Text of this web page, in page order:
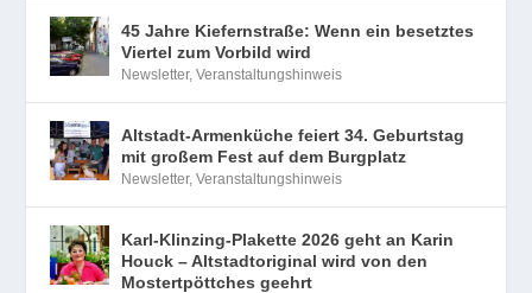
45 Jahre Kiefernstraße: Wenn ein besetztes
Viertel zum Vorbild wird
Newsletter,Veranstaltungshinweis
Altstadt-Armenküche feiert 34. Geburtstag
mit großem Fest auf dem Burgplatz
Newsletter,Veranstaltungshinweis
Karl-Klinzing-Plakette 2026 geht an Karin
Houck – Altstadtoriginal wird von den
Mostertpöttches geehrt